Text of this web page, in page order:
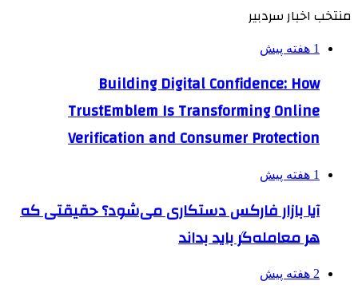
منتخب اخبار سردبیر
1 هفته پیش
Building Digital Confidence: How
TrustEmblem Is Transforming Online
Verification and Consumer Protection
1 هفته پیش
آیا بازار فارکس دستکاری می‌شود؟ حقیقتی که
هر معامله‌گر باید بداند
2 هفته پیش